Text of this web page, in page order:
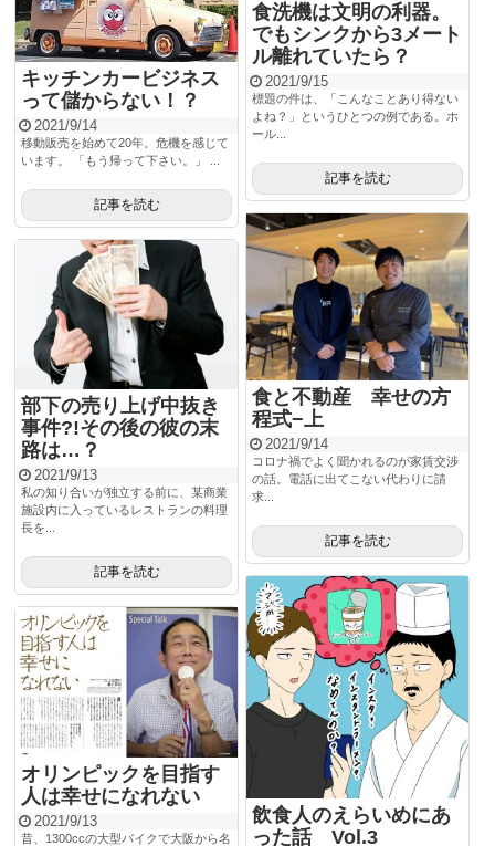
食洗機は文明の利器。
でもシンクから3メート
ル離れていたら？
2021/9/15
標題の件は、「こんなことあり得ない
よね？」というひとつの例である。ホ
ール...
記事を読む
キッチンカービジネス
って儲からない！？
2021/9/14
移動販売を始めて20年。危機を感じて
います。 「もう帰って下さい。」 ...
記事を読む
食と不動産 幸せの方
程式−上
2021/9/14
コロナ禍でよく聞かれるのが家賃交渉
の話。電話に出てこない代わりに請
求...
記事を読む
部下の売り上げ中抜き
事件?!その後の彼の末
路は…？
2021/9/13
私の知り合いが独立する前に、某商業
施設内に入っているレストランの料理
長を...
記事を読む
飲食人のえらいめにあ
った話 Vol.3
オリンピックを目指す
人は幸せになれない
2021/9/13
昔、1300ccの大型バイクで大阪から名